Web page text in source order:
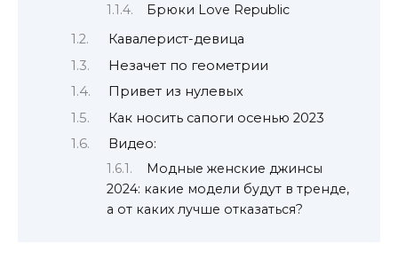
Брюки Love Republic
Кавалерист-девица
Незачет по геометрии
Привет из нулевых
Как носить сапоги осенью 2023
Видео:
Модные женские джинсы
2024: какие модели будут в тренде,
а от каких лучше отказаться?